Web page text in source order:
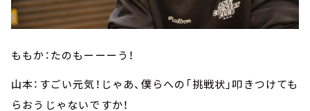
ももか：たのもーーーう！
山本：すごい元気！じゃあ、僕らへの「挑戦状」叩きつけても
らおうじゃないですか！